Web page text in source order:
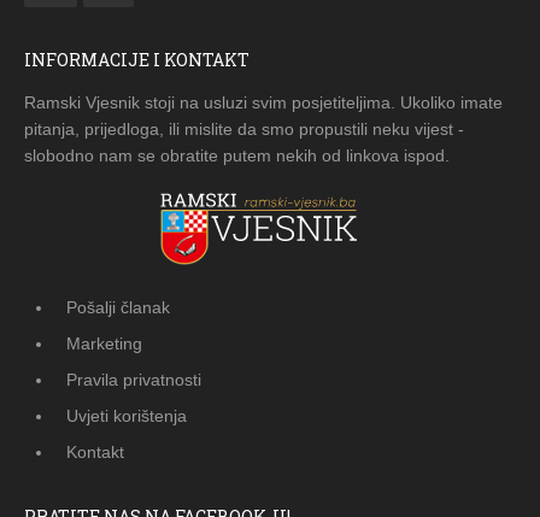
INFORMACIJE I KONTAKT
Ramski Vjesnik stoji na usluzi svim posjetiteljima. Ukoliko imate
pitanja, prijedloga, ili mislite da smo propustili neku vijest -
slobodno nam se obratite putem nekih od linkova ispod.
Pošalji članak
Marketing
Pravila privatnosti
Uvjeti korištenja
Kontakt